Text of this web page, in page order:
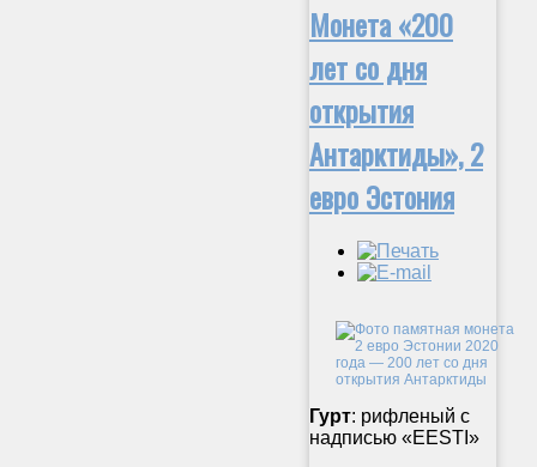
Монета «200
лет со дня
открытия
Антарктиды», 2
евро Эстония
Гурт: рифленый с
надписью «EESTI»